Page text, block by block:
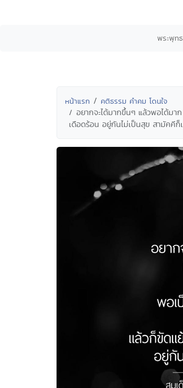
พระพุท
หน้าแรก คติธรรม คำคม โดนใจ
อยากจะได้มากขึ้นๆ แล้วพอได้มา
เดือดร้อน อยู่กันไม่เป็นสุข สามัคคีก็